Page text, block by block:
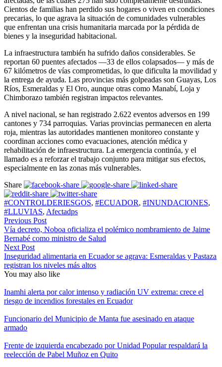
Cientos de familias han perdido sus hogares o viven en condiciones
precarias, lo que agrava la situación de comunidades vulnerables
que enfrentan una crisis humanitaria marcada por la pérdida de
bienes y la inseguridad habitacional.
La infraestructura también ha sufrido daños considerables. Se
reportan 60 puentes afectados —33 de ellos colapsados— y más de
67 kilómetros de vías comprometidas, lo que dificulta la movilidad y
la entrega de ayuda. Las provincias más golpeadas son Guayas, Los
Ríos, Esmeraldas y El Oro, aunque otras como Manabí, Loja y
Chimborazo también registran impactos relevantes.
A nivel nacional, se han registrado 2.622 eventos adversos en 199
cantones y 734 parroquias. Varias provincias permanecen en alerta
roja, mientras las autoridades mantienen monitoreo constante y
coordinan acciones como evacuaciones, atención médica y
rehabilitación de infraestructura. La emergencia continúa, y el
llamado es a reforzar el trabajo conjunto para mitigar sus efectos,
especialmente en las zonas más vulnerables.
Share
#CONTROLDERIESGOS, #ECUADOR, #INUNDACIONES,
#LLUVIAS, Afectadps
Previous Post
Vía decreto, Noboa oficializa el polémico nombramiento de Jaime
Bernabé como ministro de Salud
Next Post
Inseguridad alimentaria en Ecuador se agrava: Esmeraldas y Pastaza
registran los niveles más altos
You may also like
Inamhi alerta por calor intenso y radiación UV extrema: crece el
riesgo de incendios forestales en Ecuador
Funcionario del Municipio de Manta fue asesinado en ataque
armado
Frente de izquierda encabezado por Unidad Popular respaldará la
reelección de Pabel Muñoz en Quito